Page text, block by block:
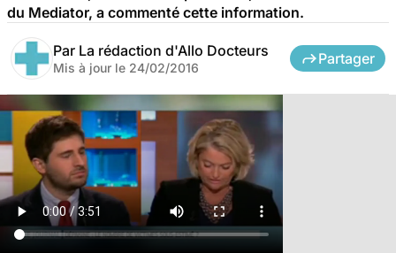
du Mediator, a commenté cette information.
Par La rédaction d'Allo Docteurs
Mis à jour le 24/02/2016
Partager